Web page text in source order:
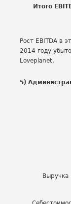
Итого
Рост EBITDA в
2014 году
Loveplanet.
5)
Выручка